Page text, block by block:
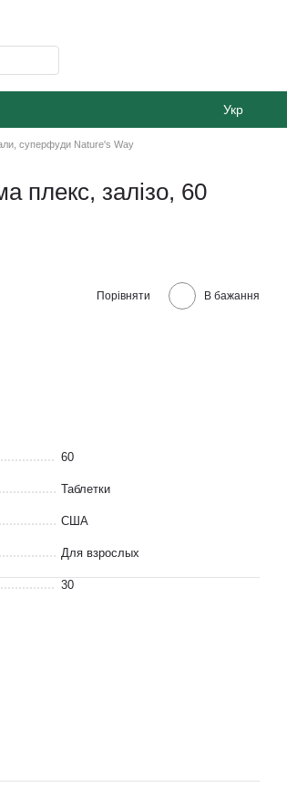
Укр
суперфуди Nature's Way
плекс, залізо, 60
Порівняти В бажання
60
Таблетки
США
Для взрослых
30